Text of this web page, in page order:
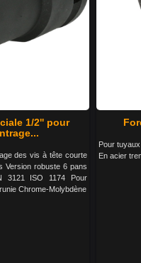
1/2'' pour
des vis à tête courte
Version robuste 6 pans
3121 ISO 1174 Pour
Chrome-Molybdène
Pour
En acier